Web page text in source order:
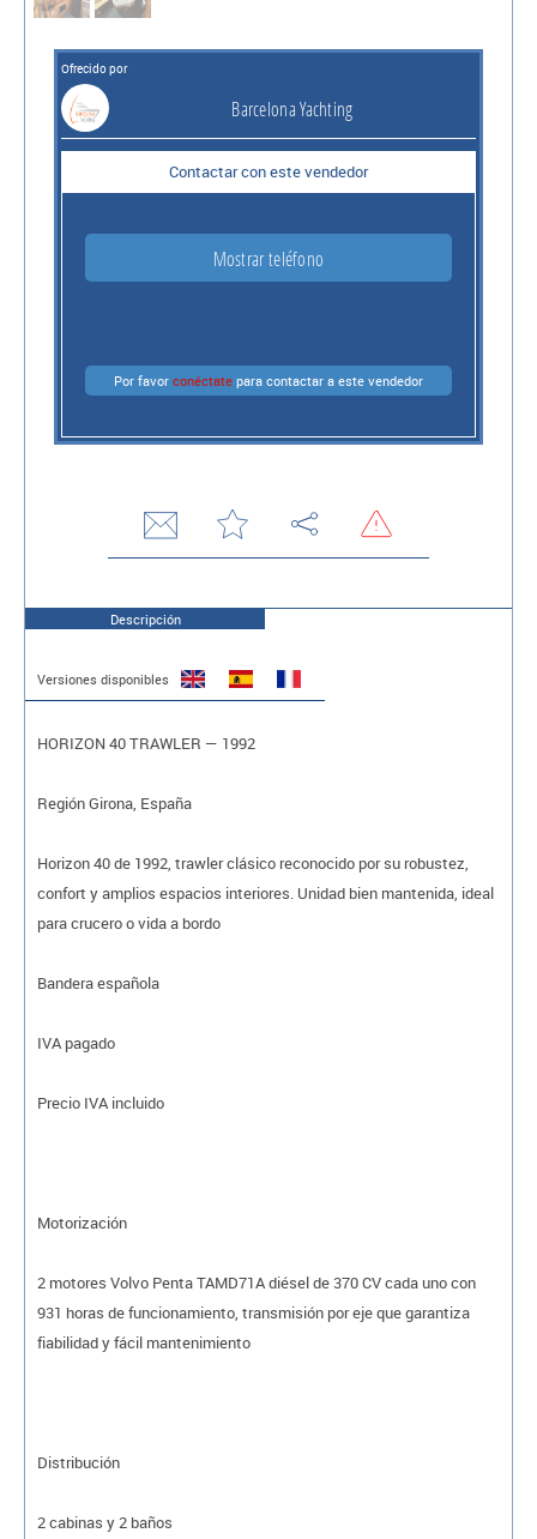
Ofrecido por
Barcelona Yachting
Contactar con este vendedor
Mostrar teléfono
Por favor conéctatepara contactar a este vendedor
Descripción
Versiones disponibles
HORIZON 40 TRAWLER — 1992
Región Girona, España
Horizon 40 de 1992, trawler clásico reconocido por su robustez,
confort y amplios espacios interiores. Unidad bien mantenida, ideal
para crucero o vida a bordo
Bandera española
IVA pagado
Precio IVA incluido
Motorización
2 motores Volvo Penta TAMD71A diésel de 370 CV cada uno con
931 horas de funcionamiento, transmisión por eje que garantiza
fiabilidad y fácil mantenimiento
Distribución
2 cabinas y 2 baños